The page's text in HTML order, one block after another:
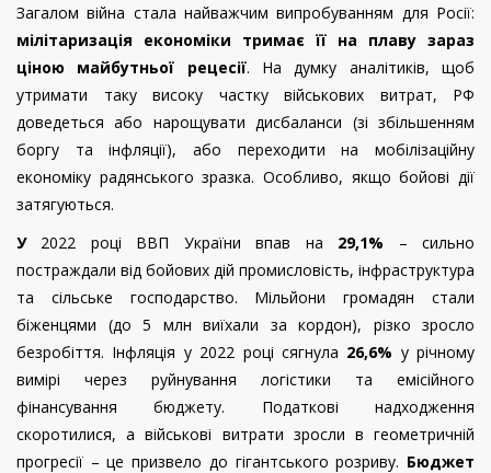
Загалом війна стала найважчим випробуванням для Росії:
мілітаризація економіки тримає її на плаву зараз
ціною майбутньої рецесії. На думку аналітиків, щоб
утримати таку високу частку військових витрат, РФ
доведеться або нарощувати дисбаланси (зі збільшенням
боргу та інфляції), або переходити на мобілізаційну
економіку радянського зразка. Особливо, якщо бойові дії
затягуються.
У2022 році ВВП України впав на 29,1% – сильно
постраждали від бойових дій промисловість, інфраструктура
та сільське господарство. Мільйони громадян стали
біженцями (до 5 млн виїхали за кордон), різко зросло
безробіття. Інфляція у 2022 році сягнула 26,6% у річному
вимірі через руйнування логістики та емісійного
фінансування бюджету. Податкові надходження
скоротилися, а військові витрати зросли в геометричній
прогресії – це призвело до гігантського розриву. Бюджет